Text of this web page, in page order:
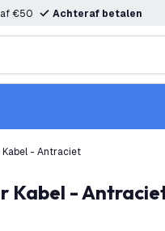
€50 Achteraf betalen
Kabel - Antraciet
Kabel -